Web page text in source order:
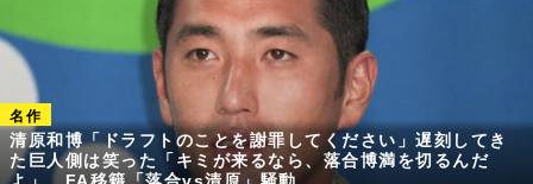
清原和博「ドラフトのことを謝罪してください」遅刻してき
た巨人側は笑った「キミが来るなら、落合博満を切るんだ